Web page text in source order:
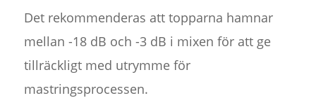
Det rekommenderas att topparna hamnar
mellan -18 dB och -3 dB i mixen för att ge
tillräckligt med utrymme för
mastringsprocessen.